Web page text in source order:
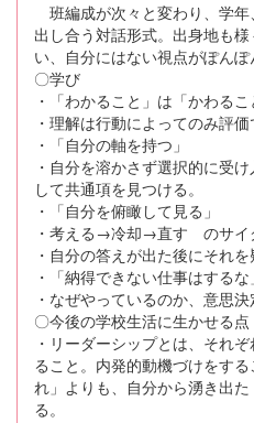
班編成が次々と変わり、学
出し合う対話形式。出身地も
い、自分にはない視点がぽんぽ
〇学び
・「わかること」は「かわるこ
・理解は行動によってのみ評価
・「自分の軸を持つ」
・自分を溶かさず選択的に受
して共通項を見つける。
・「自分を俯瞰して見る」
・考える→冷却→直す のサイ
・自分の答えが出た後にそれ
・「納得できない仕事はするな
・なぜやっているのか、意思決
〇今後の学校生活に生かせる点
・リーダーシップとは、それ
ること。内発的動機づけをす
れ」よりも、自分から湧き出
る。